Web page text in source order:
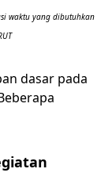
waktu yang dibutuhkan
dasar pada